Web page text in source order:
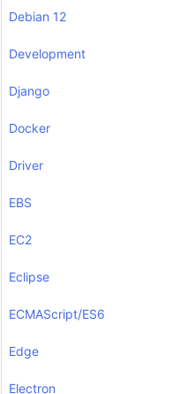
Debian 12
Development
Django
Docker
Driver
EBS
EC2
Eclipse
ECMAScript/ES6
Edge
Electron